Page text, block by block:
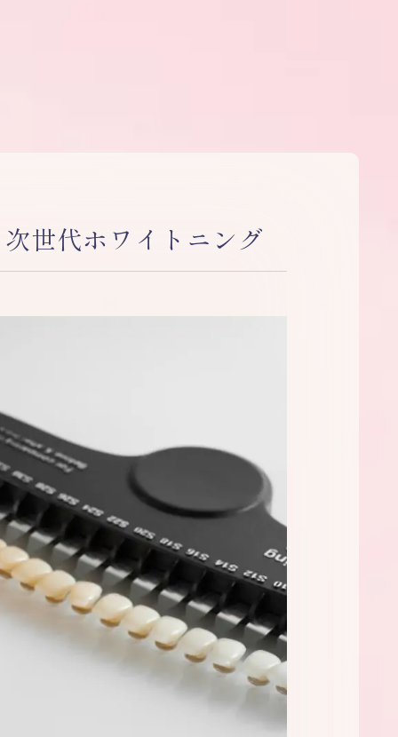
世代ホワイトニング